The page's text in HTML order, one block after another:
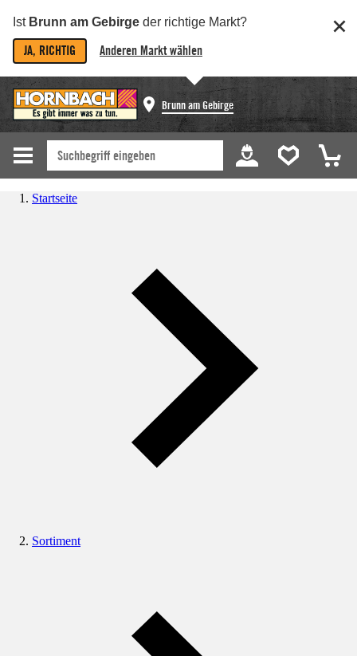
Ist Brunn am Gebirge der richtige Markt?
JA, RICHTIG Anderen Markt wählen
Brunn am Gebirge
Startseite
Sortiment